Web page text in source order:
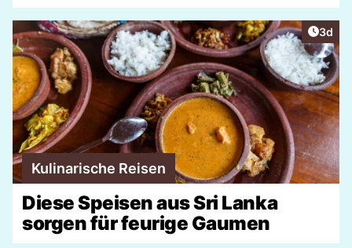
3d
Kulinarische Reisen
Diese Speisen aus Sri Lanka
sorgen für feurige Gaumen